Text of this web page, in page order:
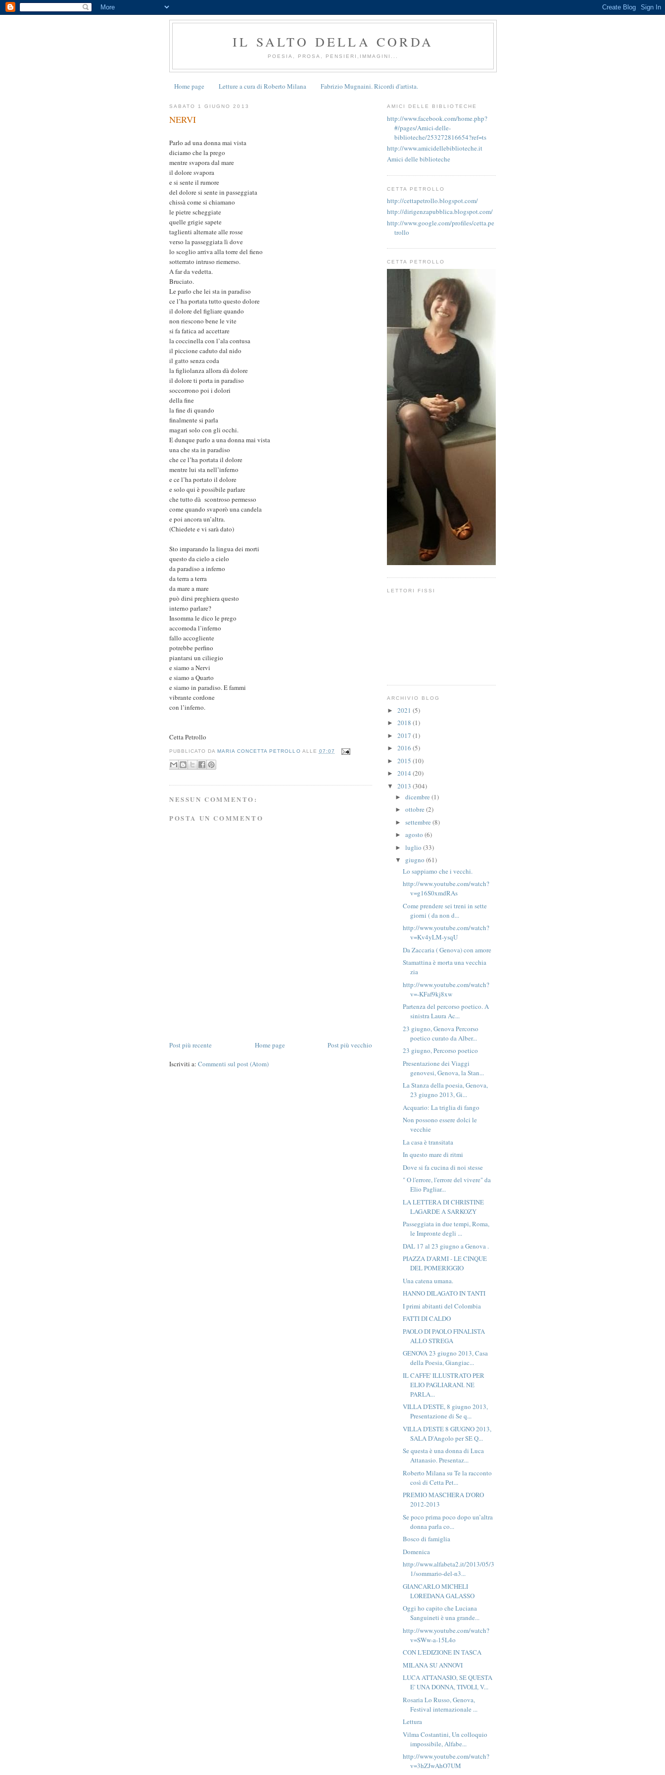
IL SALTO DELLA CORDA
POESIA, PROSA, PENSIERI,IMMAGINI...
Home page Letture a cura di Roberto Milana Fabrizio Mugnaini. Ricordi d'artista.
SABATO 1 GIUGNO 2013
NERVI
Parlo ad una donna mai vista
diciamo che la prego
mentre svapora dal mare
il dolore svapora
e si sente il rumore
del dolore si sente in passeggiata
chissà come si chiamano
le pietre scheggiate
quelle grigie sapete
taglienti alternate alle rosse
verso la passeggiata lì dove
lo scoglio arriva alla torre del fieno
sotterrato intruso riemerso.
A far da vedetta.
Bruciato.
Le parlo che lei sta in paradiso
ce l’ha portata tutto questo dolore
il dolore del figliare quando
non riescono bene le vite
si fa fatica ad accettare
la coccinella con l’ala contusa
il piccione caduto dal nido
il gatto senza coda
la figliolanza allora dà dolore
il dolore ti porta in paradiso
soccorrono poi i dolori
della fine
la fine di quando
finalmente si parla
magari solo con gli occhi.
E dunque parlo a una donna mai vista
una che sta in paradiso
che ce l’ha portata il dolore
mentre lui sta nell’inferno
e ce l’ha portato il dolore
e solo qui è possibile parlare
che tutto dà scontroso permesso
come quando svaporò una candela
e poi ancora un’altra.
(Chiedete e vi sarà dato)
Sto imparando la lingua dei morti
questo da cielo a cielo
da paradiso a inferno
da terra a terra
da mare a mare
può dirsi preghiera questo
interno parlare?
Insomma le dico le prego
accomoda l’inferno
fallo accogliente
potrebbe perfino
piantarsi un ciliegio
e siamo a Nervi
e siamo a Quarto
e siamo in paradiso. E fammi
vibrante cordone
con l’inferno.
Cetta Petrollo
PUBBLICATO DA MARIA CONCETTA PETROLLO ALLE 07:07
NESSUN COMMENTO:
POSTA UN COMMENTO
Post più recente Post più vecchio
Home page
Iscriviti a: Commenti sul post (Atom)
AMICI DELLE BIBLIOTECHE
http://www.facebook.com/home.php?
#/pages/Amici-delle-
biblioteche/253272816654?ref=ts
http://www.amicidellebiblioteche.it
Amici delle biblioteche
CETTA PETROLLO
http://cettapetrollo.blogspot.com/
http://dirigenzapubblica.blogspot.com/
http://www.google.com/profiles/cetta.pe
trollo
CETTA PETROLLO
LETTORI FISSI
ARCHIVIO BLOG
► 2021 (5)
► 2018 (1)
► 2017 (1)
► 2016 (5)
► 2015 (10)
► 2014 (20)
▼ 2013 (304)
► dicembre (1)
► ottobre (2)
► settembre (8)
► agosto (6)
► luglio (33)
▼ giugno (61)
Lo sappiamo che i vecchi.
http://www.youtube.com/watch?
v=g16S0xmdRAs
Come prendere sei treni in sette
giorni ( da non d...
http://www.youtube.com/watch?
v=Kv4yLM-ysqU
Da Zaccaria ( Genova) con amore
Stamattina è morta una vecchia
zia
http://www.youtube.com/watch?
v=-KFaf9kj8xw
Partenza del percorso poetico. A
sinistra Laura Ac...
23 giugno, Genova Percorso
poetico curato da Alber...
23 giugno, Percorso poetico
Presentazione dei Viaggi
genovesi, Genova, la Stan...
La Stanza della poesia, Genova,
23 giugno 2013, Gi...
Acquario: La triglia di fango
Non possono essere dolci le
vecchie
La casa è transitata
In questo mare di ritmi
Dove si fa cucina di noi stesse
" O l'errore, l'errore del vivere" da
Elio Pagliar...
LA LETTERA DI CHRISTINE
LAGARDE A SARKOZY
Passeggiata in due tempi, Roma,
le Impronte degli ...
DAL 17 al 23 giugno a Genova .
PIAZZA D'ARMI - LE CINQUE
DEL POMERIGGIO
Una catena umana.
HANNO DILAGATO IN TANTI
I primi abitanti del Colombia
FATTI DI CALDO
PAOLO DI PAOLO FINALISTA
ALLO STREGA
GENOVA 23 giugno 2013, Casa
della Poesia, Giangiac...
IL CAFFE' ILLUSTRATO PER
ELIO PAGLIARANI. NE
PARLA...
VILLA D'ESTE, 8 giugno 2013,
Presentazione di Se q...
VILLA D'ESTE 8 GIUGNO 2013,
SALA D'Angolo per SE Q...
Se questa è una donna di Luca
Attanasio. Presentaz...
Roberto Milana su Te la racconto
così di Cetta Pet...
PREMIO MASCHERA D'ORO
2012-2013
Se poco prima poco dopo un’altra
donna parla co...
Bosco di famiglia
Domenica
http://www.alfabeta2.it/2013/05/3
1/sommario-del-n3...
GIANCARLO MICHELI
LOREDANA GALASSO
Oggi ho capito che Luciana
Sanguineti è una grande...
http://www.youtube.com/watch?
v=SWw-a-15L4o
CON L'EDIZIONE IN TASCA
MILANA SU ANNOVI
LUCA ATTANASIO, SE QUESTA
E' UNA DONNA, TIVOLI, V...
Rosaria Lo Russo, Genova,
Festival internazionale ...
Lettura
Vilma Costantini, Un colloquio
impossibile, Alfabe...
http://www.youtube.com/watch?
v=3hZJwAhO7UM